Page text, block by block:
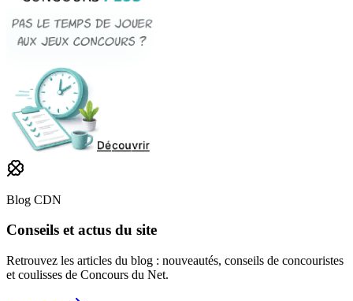
Blog CDN
Conseils et actus du site
Retrouvez les articles du blog : nouveautés, conseils de concouristes
et coulisses de Concours du Net.